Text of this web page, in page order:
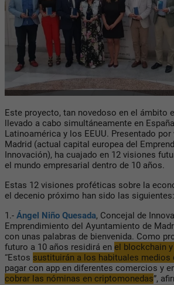
Este proyecto, tan novedoso en el ámbito
llevado a cabo simultáneamente en
Latinoamérica y los EEUU. Presentado por
Madrid (actual capital europea del
Innovación), ha cuajado en 12 visiones
el mundo empresarial dentro de 10 años.
Estas 12 visiones proféticas sobre la
el decenio próximo han sido las siguientes:
1.- Ángel Niño Quesada, Concejal de
Emprendimiento del Ayuntamiento de
con unas palabras de bienvenida. Como
futuro a 10 años residirá en el blockchain
“Estos sustituirán a los habituales medios
pagar con app en diferentes comercios y
cobrar las nóminas en criptomonedas”,